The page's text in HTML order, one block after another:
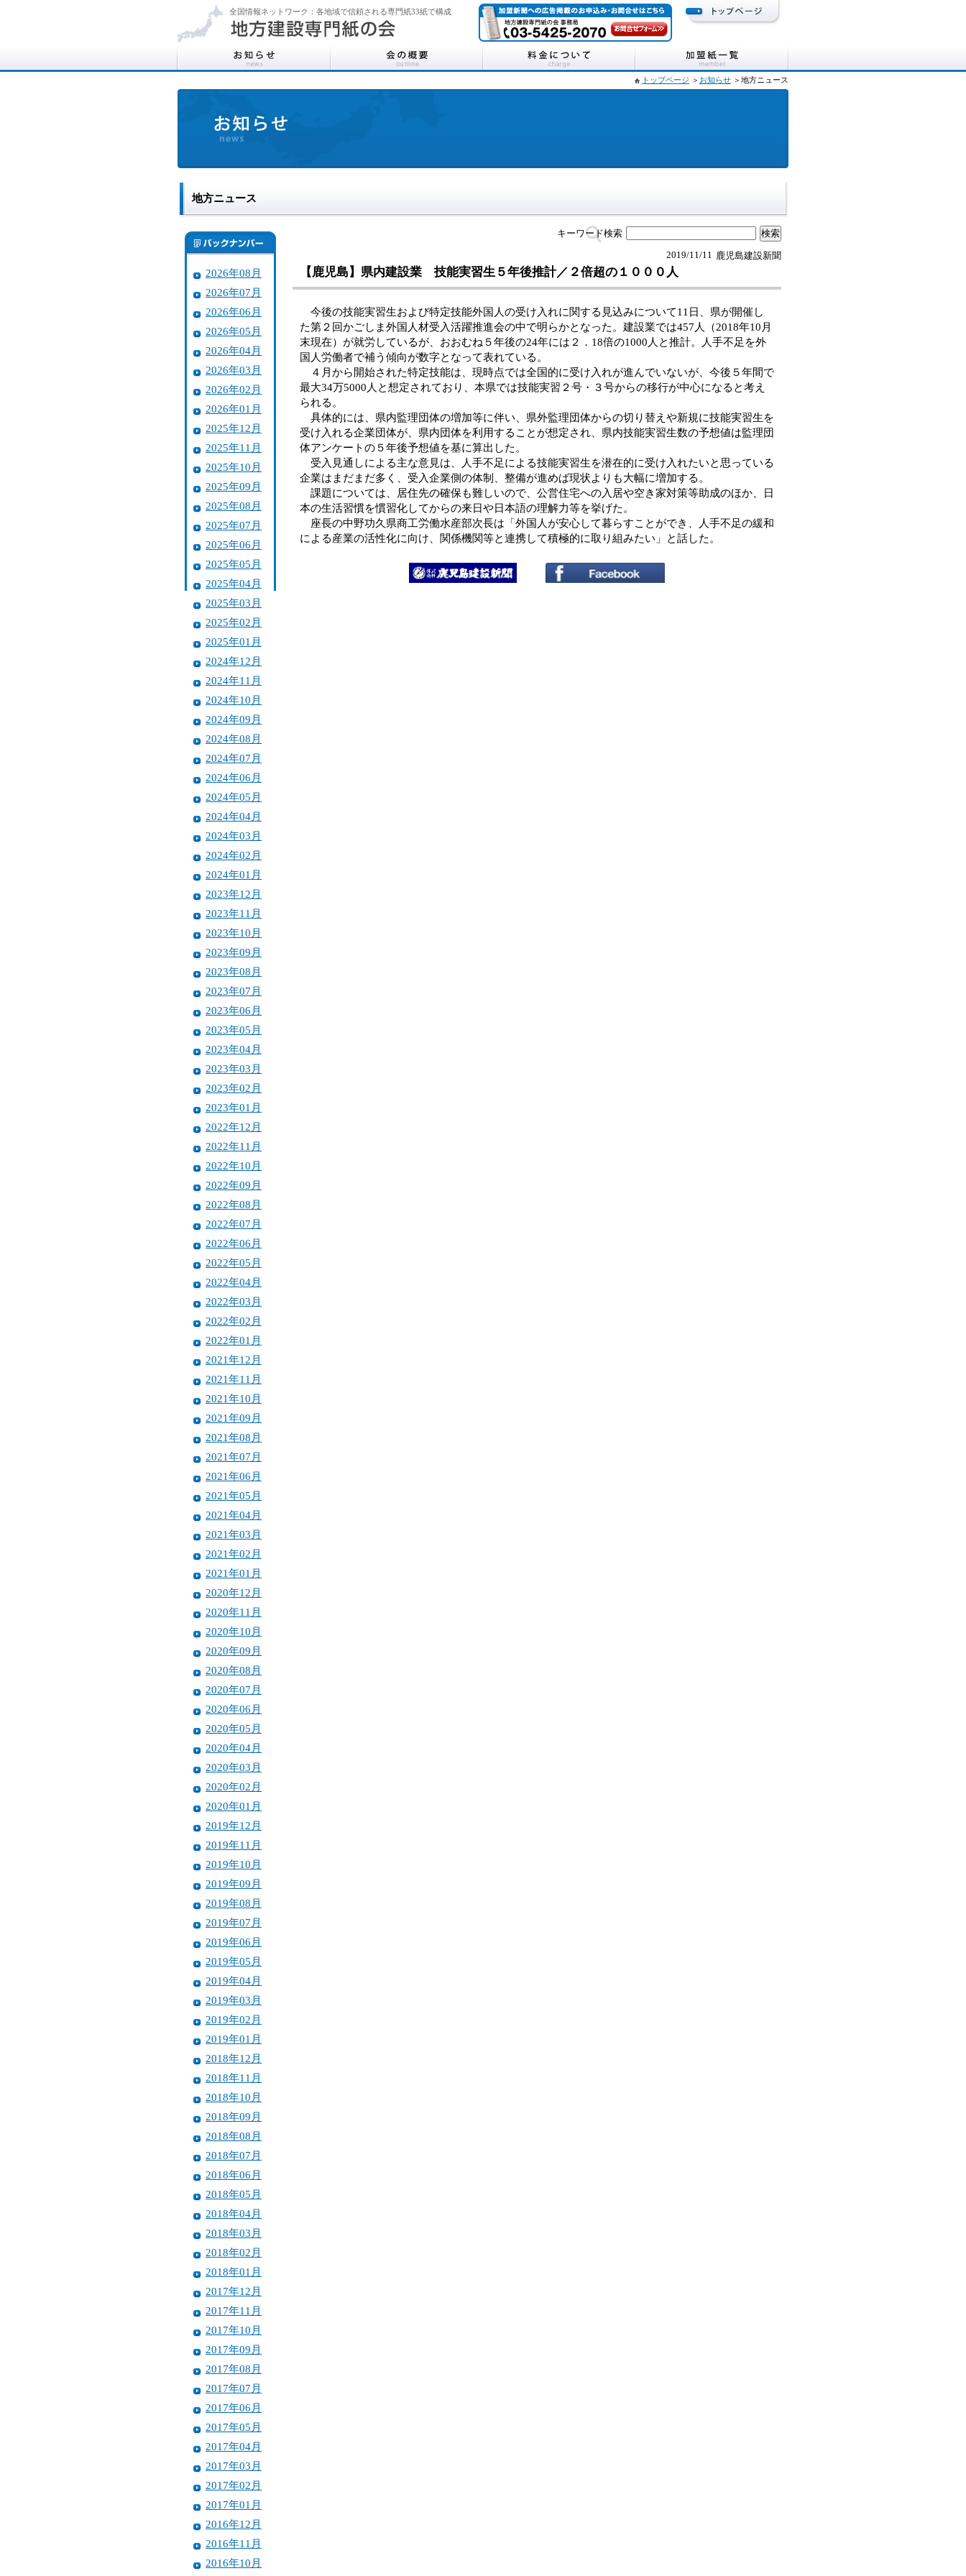
全国情報ネットワーク：各地域で信頼される専門紙33紙で構成
トップページ ＞ お知らせ ＞地方ニュース
地方ニュース
2026年08月
2026年07月
2026年06月
2026年05月
2026年04月
2026年03月
2026年02月
2026年01月
2025年12月
2025年11月
2025年10月
2025年09月
2025年08月
2025年07月
2025年06月
2025年05月
2025年04月
2025年03月
2025年02月
2025年01月
2024年12月
2024年11月
2024年10月
2024年09月
2024年08月
2024年07月
2024年06月
2024年05月
2024年04月
2024年03月
2024年02月
2024年01月
2023年12月
2023年11月
2023年10月
2023年09月
2023年08月
2023年07月
2023年06月
2023年05月
2023年04月
2023年03月
2023年02月
2023年01月
2022年12月
2022年11月
2022年10月
2022年09月
2022年08月
2022年07月
2022年06月
2022年05月
2022年04月
2022年03月
2022年02月
2022年01月
2021年12月
2021年11月
2021年10月
2021年09月
2021年08月
2021年07月
2021年06月
2021年05月
2021年04月
2021年03月
2021年02月
2021年01月
2020年12月
2020年11月
2020年10月
2020年09月
2020年08月
2020年07月
2020年06月
2020年05月
2020年04月
2020年03月
2020年02月
2020年01月
2019年12月
2019年11月
2019年10月
2019年09月
2019年08月
2019年07月
2019年06月
2019年05月
2019年04月
2019年03月
2019年02月
2019年01月
2018年12月
2018年11月
2018年10月
2018年09月
2018年08月
2018年07月
2018年06月
2018年05月
2018年04月
2018年03月
2018年02月
2018年01月
2017年12月
2017年11月
2017年10月
2017年09月
2017年08月
2017年07月
2017年06月
2017年05月
2017年04月
2017年03月
2017年02月
2017年01月
2016年12月
2016年11月
2016年10月
キーワード検索
鹿児島建設新聞
2019/11/11
【鹿児島】県内建設業 技能実習生５年後推計／２倍超の１０００人
今後の技能実習生および特定技能外国人の受け入れに関する見込みについて11日、県が開催し
た第２回かごしま外国人材受入活躍推進会の中で明らかとなった。建設業では457人（2018年10月
末現在）が就労しているが、おおむね５年後の24年には２．18倍の1000人と推計。人手不足を外
国人労働者で補う傾向が数字となって表れている。
４月から開始された特定技能は、現時点では全国的に受け入れが進んでいないが、今後５年間で
最大34万5000人と想定されており、本県では技能実習２号・３号からの移行が中心になると考え
られる。
具体的には、県内監理団体の増加等に伴い、県外監理団体からの切り替えや新規に技能実習生を
受け入れる企業団体が、県内団体を利用することが想定され、県内技能実習生数の予想値は監理団
体アンケートの５年後予想値を基に算出した。
受入見通しによる主な意見は、人手不足による技能実習生を潜在的に受け入れたいと思っている
企業はまだまだ多く、受入企業側の体制、整備が進めば現状よりも大幅に増加する。
課題については、居住先の確保も難しいので、公営住宅への入居や空き家対策等助成のほか、日
本の生活習慣を慣習化してからの来日や日本語の理解力等を挙げた。
座長の中野功久県商工労働水産部次長は「外国人が安心して暮らすことができ、人手不足の緩和
による産業の活性化に向け、関係機関等と連携して積極的に取り組みたい」と話した。